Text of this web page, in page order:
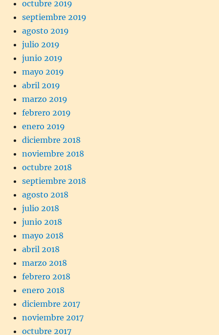
octubre 2019
septiembre 2019
agosto 2019
julio 2019
junio 2019
mayo 2019
abril 2019
marzo 2019
febrero 2019
enero 2019
diciembre 2018
noviembre 2018
octubre 2018
septiembre 2018
agosto 2018
julio 2018
junio 2018
mayo 2018
abril 2018
marzo 2018
febrero 2018
enero 2018
diciembre 2017
noviembre 2017
octubre 2017